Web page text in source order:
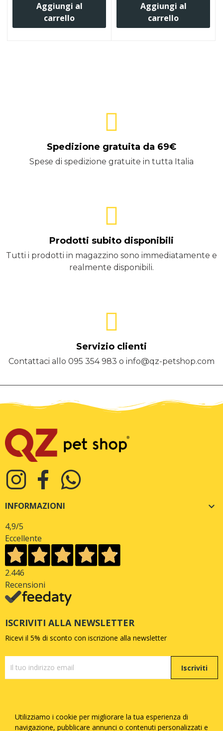
Aggiungi al
carrello
Aggiungi al
carrello
Spedizione gratuita da 69€
Spese di spedizione gratuite in tutta Italia
Prodotti subito disponibili
Tutti i prodotti in magazzino sono immediatamente e
realmente disponibili.
Servizio clienti
Contattaci allo 095 354 983 o info@qz-petshop.com
INFORMAZIONI 
4,9/5
Eccellente
2.446
Recensioni
ISCRIVITI ALLA NEWSLETTER
Ricevi il 5% di sconto con iscrizione alla newsletter
Iscriviti
Copyright © Quattrozampe S.R.L. - P.iva05377730873
Utilizziamo i cookie per migliorare la tua esperienza di
navigazione, pubblicare annunci o contenuti personalizzati e